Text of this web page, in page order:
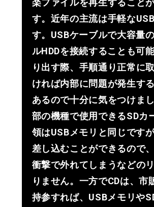
す。近年の主流は手軽な
す。USBケーブルで大容量
ルHDDを接続することも可
り出す際、手順通り正常に
ければ内部に問題が発生す
あるので十分に気をつけま
部の機種で使用できるSDカ
領はUSBメモリと同じです
差し込むことができるので
衝撃で外れてしまうなどの
りません。一方でCDは、市
持参すれば、USBメモリや